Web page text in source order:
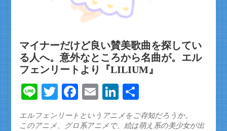
マイナーだけど良い賛美歌曲を探してい
る人へ。意外なところから名曲が。エル
フェンリートより『LILIUM』
LineTwitterFacebook
EmailLinkedIn
有
エルフェンリートというアニメをご存知だろうか。
このアニメ、グロ系アニメで、絵は萌え系の美少女が出